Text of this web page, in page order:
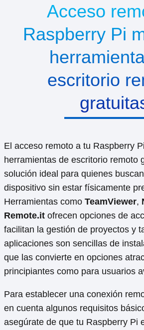
Acceso
Raspberry Pi
escritorio
El acceso remoto a tu Raspberry
herramientas de escritorio remoto
solución ideal para quienes
dispositivo sin estar físicamente
Herramientas como TeamViewer,
Remote.it ofrecen opciones de
facilitan la gestión de proyectos y
aplicaciones son sencillas de
que las convierte en opciones
principiantes como para usuarios
Para establecer una conexión
en cuenta algunos requisitos
asegúrate de que tu Raspberry Pi